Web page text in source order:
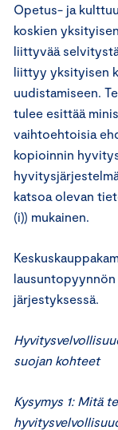
Opetus- ja
koskien
liittyvää
liittyy yksityisen
uudistamiseen.
tulee esittää
vaihtoehtoisia
kopioinnin
katsoa olevan
(i)) mukainen.
lausuntopyynnön
järjestyksessä.
suojan kohteet
Kysymys 1: Mitä